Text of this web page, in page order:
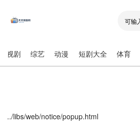
视剧 综艺 动漫 短剧大全 体育
../libs/web/notice/popup.html